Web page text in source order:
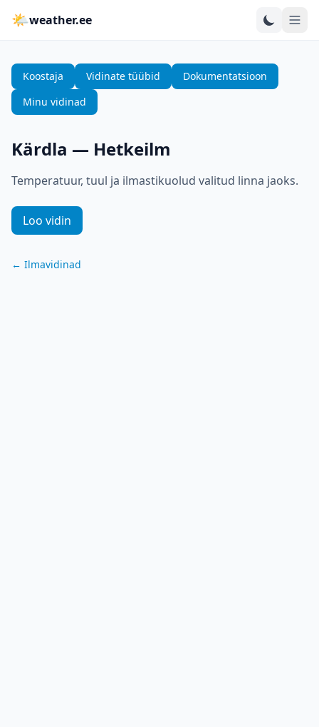
🌤weather.ee
Koostaja Vidinate tüübid
Dokumentatsioon
Minu vidinad
Kärdla — Hetkeilm
Temperatuur, tuul ja ilmastikuolud valitud linna jaoks.
Loo vidin
← Ilmavidinad